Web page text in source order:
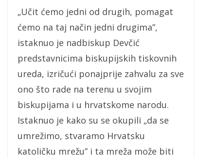
„Učit ćemo jedni od drugih, pomagat
ćemo na taj način jedni drugima”,
istaknuo je nadbiskup Devčić
predstavnicima biskupijskih tiskovnih
ureda, izričući ponajprije zahvalu za sve
ono što rade na terenu u svojim
biskupijama i u hrvatskome narodu.
Istaknuo je kako su se okupili „da se
umrežimo, stvaramo Hrvatsku
katoličku mrežu” i ta mreža može biti